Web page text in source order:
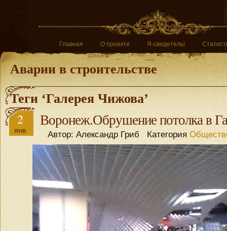
Главная О проекте Я-свидетель!
Аварии в строительстве
Теги ‘Галерея Чижова’
2
янв
Воронеж.Обрушение потолка в
Автор: Александр Гриб Категория